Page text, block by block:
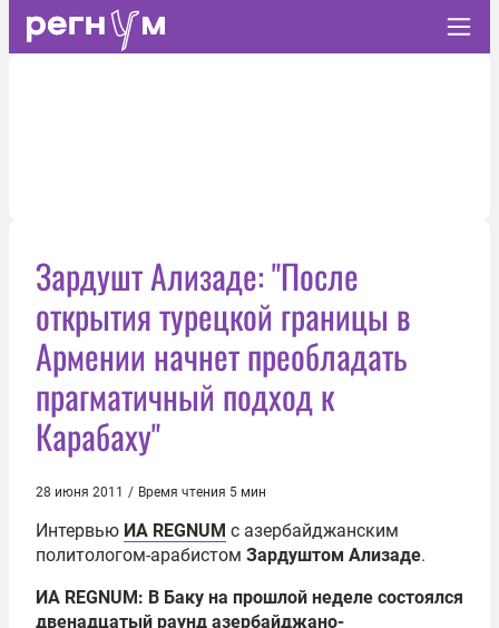
Зардушт Ализаде: "После
открытия турецкой границы в
Армении начнет преобладать
прагматичный подход к
Карабаху"
28 июня 2011 / Время чтения 5 мин
Интервью ИА REGNUM с азербайджанским
политологом-арабистом Зардуштом Ализаде.
ИА REGNUM: В Баку на прошлой неделе состоялся
двенадцатый раунд азербайджано-